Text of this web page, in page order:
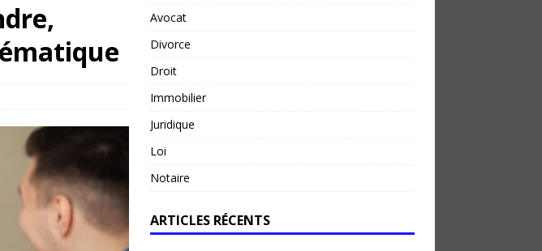
Avocat
Divorce
Droit
Immobilier
Juridique
Loi
Notaire
ARTICLES RÉCENTS